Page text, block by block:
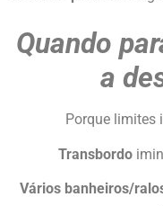
Quando
a
Porque limites
Transbordo
Vários banheiros/